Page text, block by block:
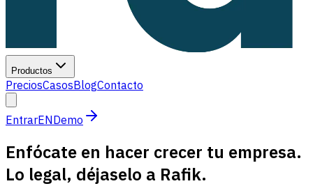
Productos
PreciosCasosBlogContacto
EntrarENDemo
Enfócate en hacer crecer tu empresa.
Lo legal, déjaselo a Rafik.